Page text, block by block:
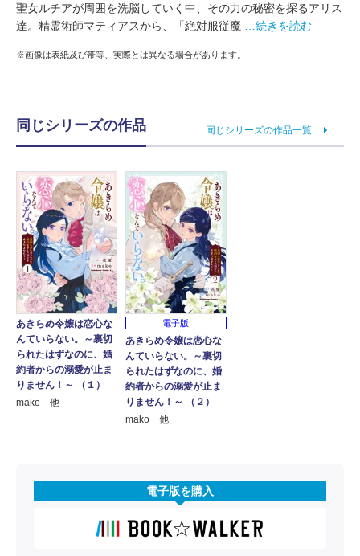
聖女ルチアが周囲を洗脳していく中、その力の秘密を探るアリス
達。精霊術師マティアスから、「絶対服従魔
…続きを読む
※画像は表紙及び帯等、実際とは異なる場合があります。
同じシリーズの作品 同じシリーズの作品一覧
あきらめ令嬢は恋心な
んていらない。～裏切
られたはずなのに、婚
約者からの溺愛が止ま
りません！～ （１）
mako 他
電子版
あきらめ令嬢は恋心な
んていらない。～裏切
られたはずなのに、婚
約者からの溺愛が止ま
りません！～ （２）
mako 他
電子版を購入